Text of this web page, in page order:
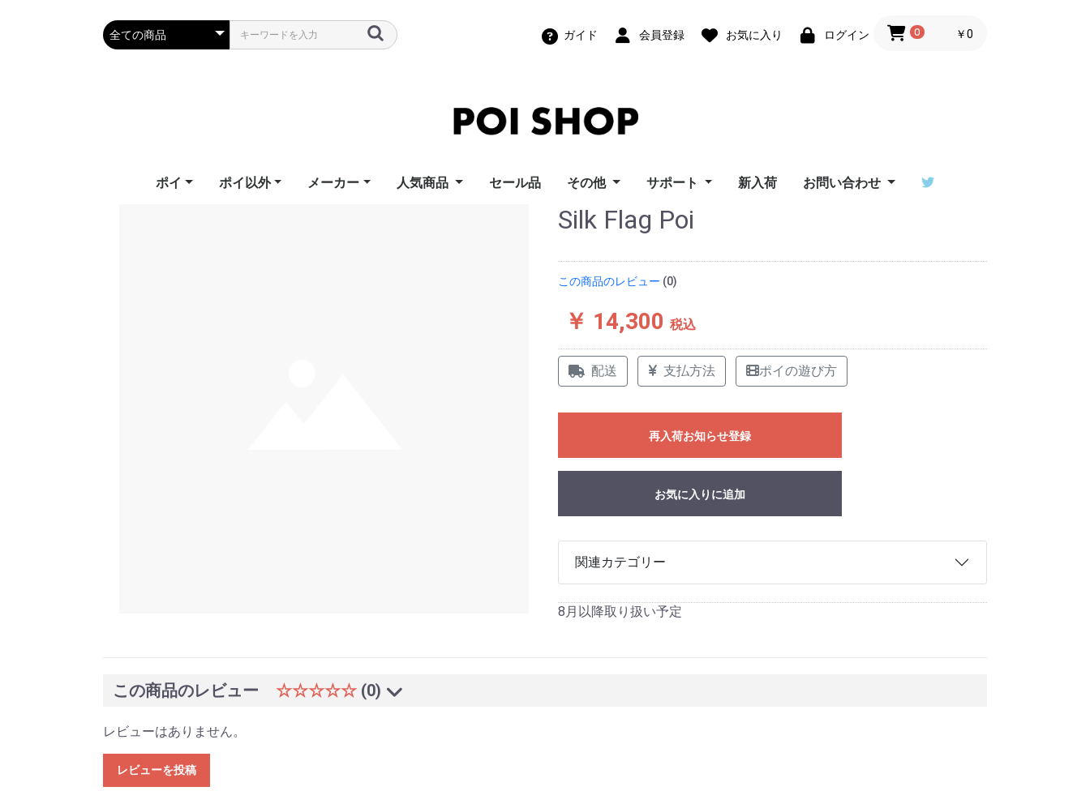
ガイド 会員登録 お気に入り ログイン 0 ￥0
ポイ ポイ以外 メーカー 人気商品 セール品 その他
パーツ
幾何学おもちゃ
機材レンタル
教則ビデオ
サポート
ポッドポイユーザーサ
ビジュアル/FT ユーザ
スピンボール/ワンデ
ト
LT Composerダウン
ビジュアルポイ比較
新入荷 お問い合わせ
Silk Flag Poi
この商品のレビュー (0)
￥ 14,300税込
配送 支払方法 ポイの遊び方
再入荷お知らせ登録
お気に入りに追加
関連カテゴリー
8月以降取り扱い予定
この商品のレビュー ☆☆☆☆☆ (0)
レビューはありません。
レビューを投稿